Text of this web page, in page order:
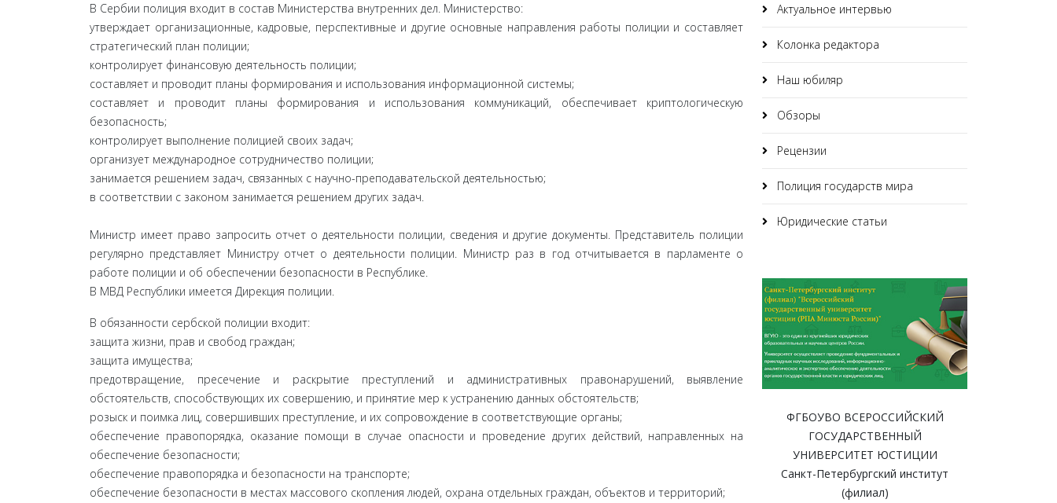
В Сербии полиция входит в состав Министерства внутренних дел. Министерство:
утверждает организационные, кадровые, перспективные и другие основные направления работы полиции и составляет
стратегический план полиции;
контролирует финансовую деятельность полиции;
составляет и проводит планы формирования и использования информационной системы;
составляет и проводит планы формирования и использования коммуникаций, обеспечивает криптологическую
безопасность;
контролирует выполнение полицией своих задач;
организует международное сотрудничество полиции;
занимается решением задач, связанных с научно-преподавательской деятельностью;
в соответствии с законом занимается решением других задач.
Министр имеет право запросить отчет о деятельности полиции, сведения и другие документы. Представитель полиции
регулярно представляет Министру отчет о деятельности полиции. Министр раз в год отчитывается в парламенте о
работе полиции и об обеспечении безопасности в Республике.
В МВД Республики имеется Дирекция полиции.
В обязанности сербской полиции входит:
защита жизни, прав и свобод граждан;
защита имущества;
предотвращение, пресечение и раскрытие преступлений и административных правонарушений, выявление
обстоятельств, способствующих их совершению, и принятие мер к устранению данных обстоятельств;
розыск и поимка лиц, совершивших преступление, и их сопровождение в соответствующие органы;
обеспечение правопорядка, оказание помощи в случае опасности и проведение других действий, направленных на
обеспечение безопасности;
обеспечение правопорядка и безопасности на транспорте;
обеспечение безопасности в местах массового скопления людей, охрана отдельных граждан, объектов и территорий;
Актуальное интервью
Колонка редактора
Наш юбиляр
Обзоры
Рецензии
Полиция государств мира
Юридические статьи
ФГБОУВО ВСЕРОССИЙСКИЙ
ГОСУДАРСТВЕННЫЙ
УНИВЕРСИТЕТ ЮСТИЦИИ
Санкт-Петербургский институт
(филиал)